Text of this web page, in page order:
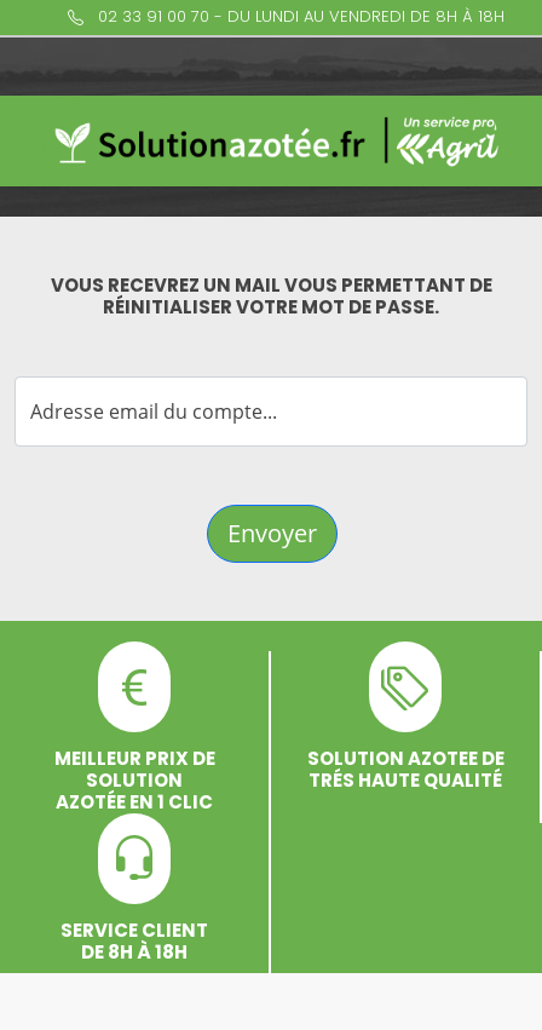
02 33 91 00 70 - DU LUNDI AU VENDREDI DE 8H À 18H
VOUS RECEVREZ UN MAIL VOUS PERMETTANT DE
RÉINITIALISER VOTRE MOT DE PASSE.
Adresse email du compte...
Envoyer
MEILLEUR PRIX DE
SOLUTION
AZOTÉE EN 1 CLIC
SOLUTION AZOTEE DE
TRÉS HAUTE QUALITÉ
SERVICE CLIENT
DE 8H À 18H